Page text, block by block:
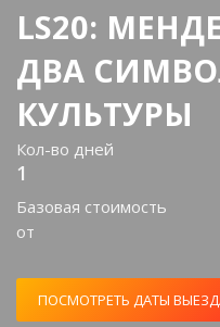
LS20:
ДВА
КУЛЬТУРЫ
Кол-во дней
1
Базовая стоимость
от
ПОСМОТРЕТЬ ДАТЫ